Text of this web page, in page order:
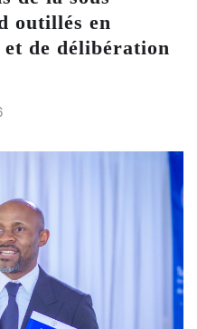
outillés en
de délibération